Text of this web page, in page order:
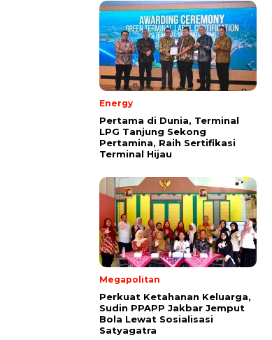
Energy
Pertama di Dunia, Terminal
LPG Tanjung Sekong
Pertamina, Raih Sertifikasi
Terminal Hijau
Megapolitan
Perkuat Ketahanan Keluarga,
Sudin PPAPP Jakbar Jemput
Bola Lewat Sosialisasi
Satyagatra